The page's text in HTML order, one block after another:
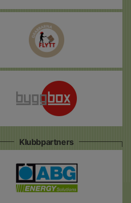
Klubbpartners